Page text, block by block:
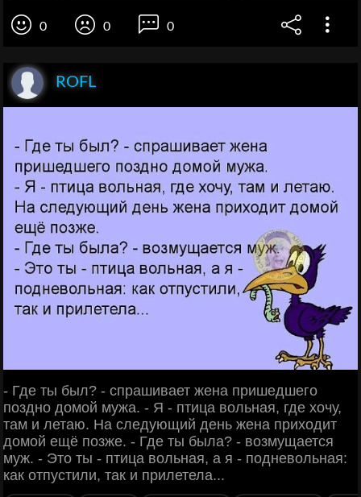
0 0 0
ROFL
- Где ты был? - спрашивает жена пришедшего
поздно домой мужа. - Я - птица вольная, где хочу,
там и летаю. На следующий день жена приходит
домой ещё позже. - Где ты была? - возмущается
муж. - Это ты - птица вольная, а я - подневольная:
как отпустили, так и прилетела...